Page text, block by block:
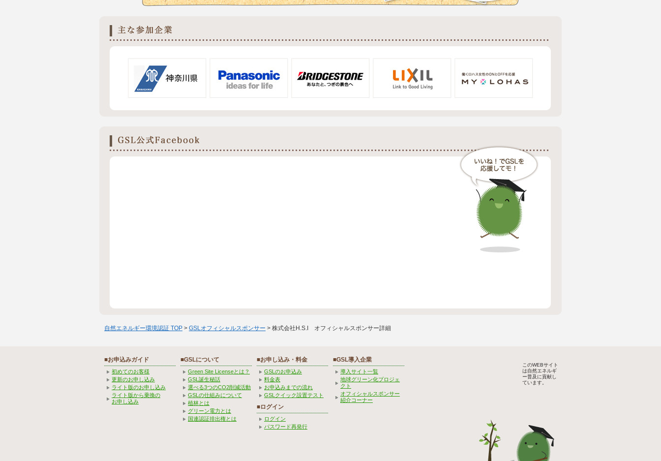
自然エネルギー環境認証 TOP > GSLオフィシャルスポンサー > 株式会社H.S.I オフィシャルスポンサー詳細
■お申込みガイド
初めてのお客様
更新のお申し込み
ライト版のお申し込み
ライト版から乗換の
お申し込み
■GSLについて
Green Site Licenseとは？
GSL誕生秘話
選べる3つのCO2削減活動
GSLの仕組みについて
植林とは
グリーン電力とは
国連認証排出権とは
■お申し込み・料金
GSLのお申込み
料金表
お申込みまでの流れ
GSLクイック設置テスト
■ログイン
ログイン
パスワード再発行
■GSL導入企業
導入サイト一覧
地球グリーン化プロジェ
クト
オフィシャルスポンサー
紹介コーナー
このWEBサイト
は自然エネルギ
ー普及に貢献し
ています。